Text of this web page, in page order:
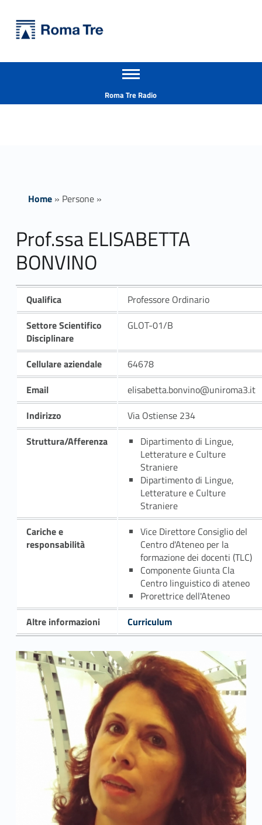
Prof.ssa ELISABETTA BONVINO insegnamenti - Università Roma Tre
Apri il menu secondario
Roma Tre Radio
Home» Persone»
Prof.ssa ELISABETTA
BONVINO
Qualifica
Professore Ordinario
Settore Scientifico
Disciplinare
GLOT-01/B
Cellulare aziendale
64678
Email
elisabetta.bonvino@uniroma3.it
Indirizzo
Via Ostiense 234
Struttura/Afferenza
Dipartimento di Lingue,
Letterature e Culture
Straniere
Dipartimento di Lingue,
Letterature e Culture
Straniere
Cariche e
responsabilità
Vice Direttore Consiglio del
Centro d'Ateneo per la
formazione dei docenti (TLC)
Componente Giunta Cla
Centro linguistico di ateneo
Prorettrice dell'Ateneo
Altre informazioni
Curriculum